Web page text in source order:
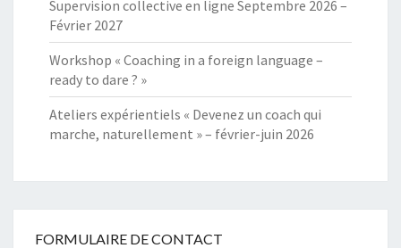
Supervision collective en ligne Septembre 2026 –
Février 2027
Workshop « Coaching in a foreign language –
ready to dare ? »
Ateliers expérientiels « Devenez un coach qui
marche, naturellement » – février-juin 2026
FORMULAIRE DE CONTACT